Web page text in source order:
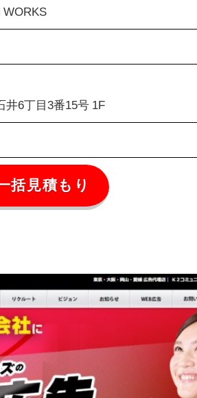
WORKS
井6丁目3番15号 1F
括見積もり